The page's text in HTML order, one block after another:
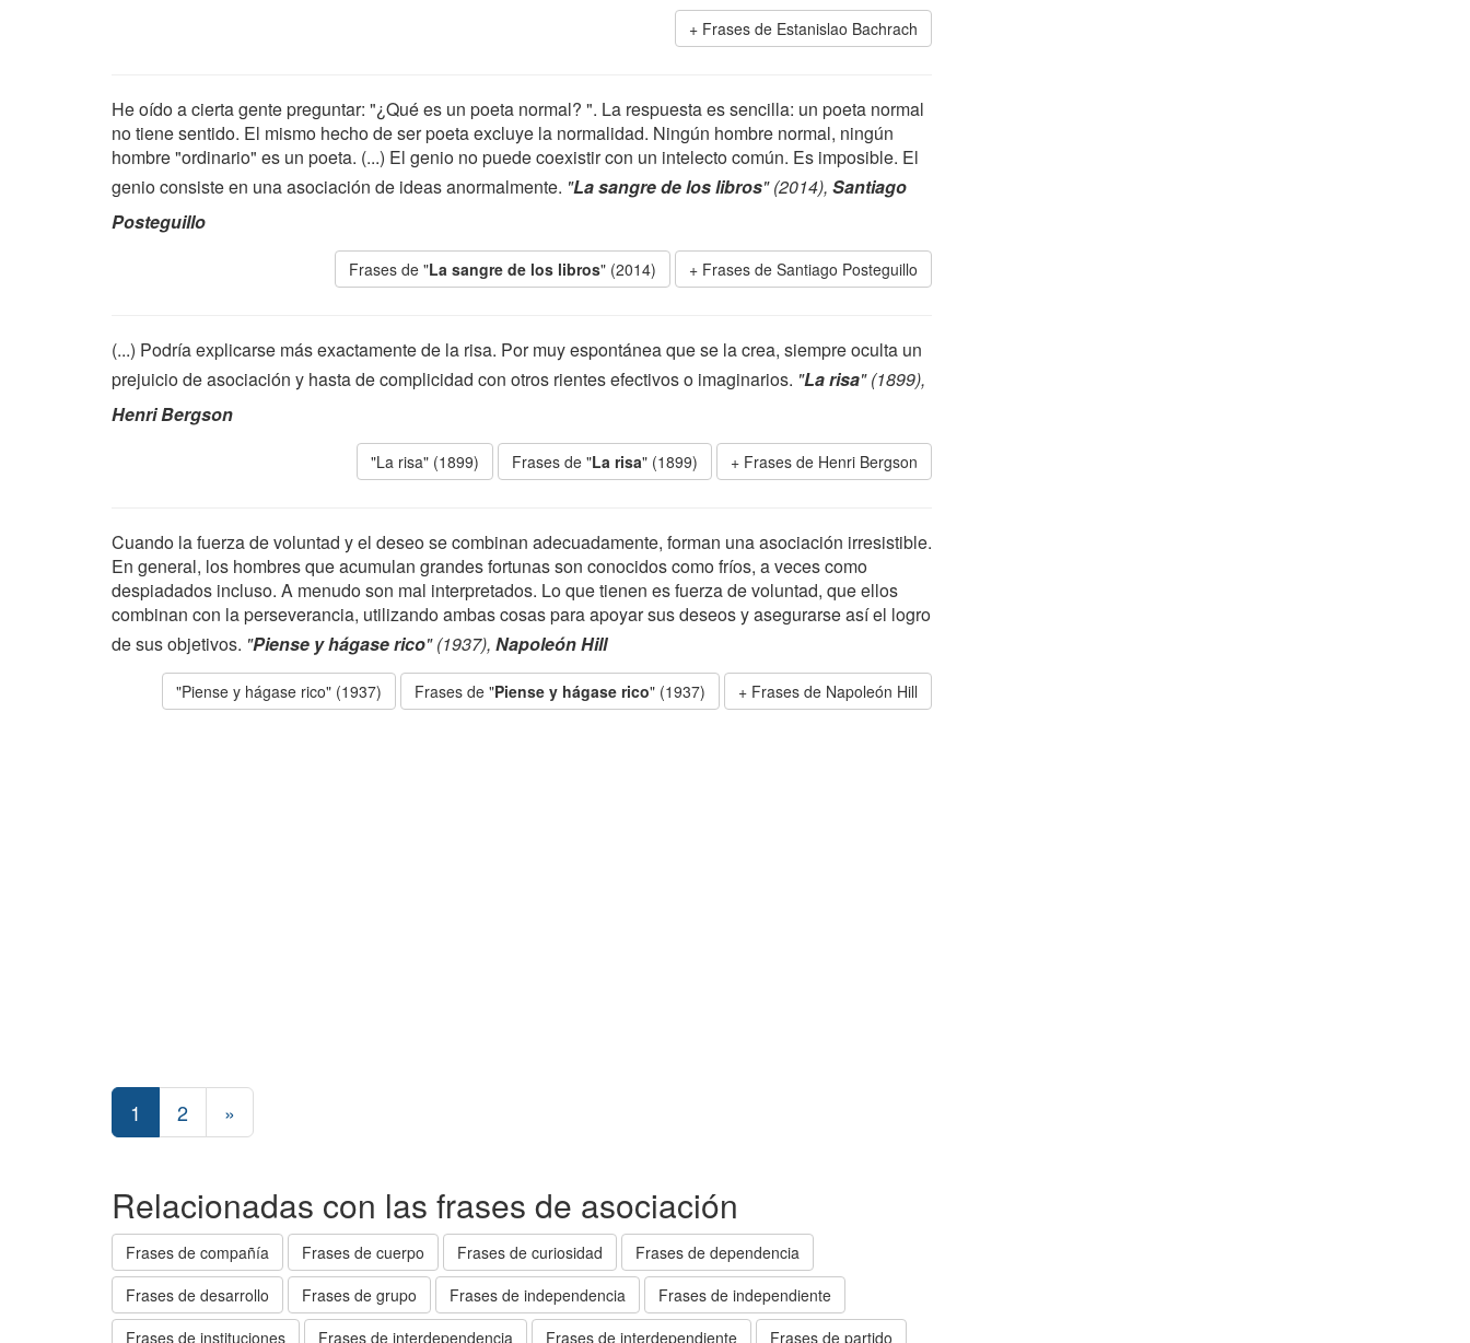
Frases de Estanislao Bachrach
He oído a cierta gente preguntar: "¿Qué es un poeta normal? ". La respuesta es sencilla: un poeta normal
no tiene sentido. El mismo hecho de ser poeta excluye la normalidad. Ningún hombre normal, ningún
hombre "ordinario" es un poeta. (...) El genio no puede coexistir con un intelecto común. Es imposible. El
genio consiste en una asociación de ideas anormalmente. "La sangre de los libros" (2014), Santiago
Posteguillo
Frases de "La sangre de los libros" (2014) Frases de Santiago Posteguillo
(...) Podría explicarse más exactamente de la risa. Por muy espontánea que se la crea, siempre oculta un
prejuicio de asociación y hasta de complicidad con otros rientes efectivos o imaginarios. "La risa" (1899),
Henri Bergson
"La risa" (1899) Frases de "La risa" (1899) Frases de Henri Bergson
Cuando la fuerza de voluntad y el deseo se combinan adecuadamente, forman una asociación irresistible.
En general, los hombres que acumulan grandes fortunas son conocidos como fríos, a veces como
despiadados incluso. A menudo son mal interpretados. Lo que tienen es fuerza de voluntad, que ellos
combinan con la perseverancia, utilizando ambas cosas para apoyar sus deseos y asegurarse así el logro
de sus objetivos. "Piense y hágase rico" (1937), Napoleón Hill
"Piense y hágase rico" (1937) Frases de "Piense y hágase rico" (1937) Frases de Napoleón Hill
1 2 »
Relacionadas con las frases de asociación
Frases de compañía Frases de cuerpo Frases de curiosidad
Frases de dependencia
Frases de desarrollo
Frases de grupo Frases de independencia
Frases de independiente
Frases de instituciones
Frases de interdependencia Frases de interdependiente Frases de partido